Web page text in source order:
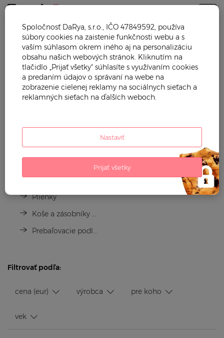
Trendy mama Plienky a prebaľovanie
PLIENKY A PREBAĽOVANIE
Prebaľovacie tašky ku kočíkom
Plienky
Koše a zásobníky na plienky
Prebaľovacie podložky
Filtrovať podľa:
Spoločnosť DaRya, s.r.o., IČO 47849592, používa
súbory cookies na zaistenie funkčnosti webu a s
vaším súhlasom okrem iného aj na personalizáciu
obsahu našich webových stránok. Kliknutím na
tlačidlo „Prijať všetky“ súhlasíte s využívaním cookies
a predaním údajov o správaní na webe na
zobrazenie cielenej reklamy na sociálnych sieťach a
reklamných sieťach na ďalších weboch.
Nastaviť
Prijať všetky